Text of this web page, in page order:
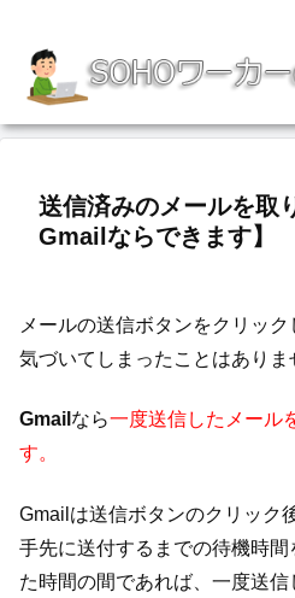
送信済みのメールを取
Gmailならできます】
メールの送信ボタンをクリッ
気づいてしまったことはありま
Gmail なら一度送信したメール
す。
Gmailは送信ボタンのクリック
手先に送付するまでの待機時
た時間の間であれば、一度送